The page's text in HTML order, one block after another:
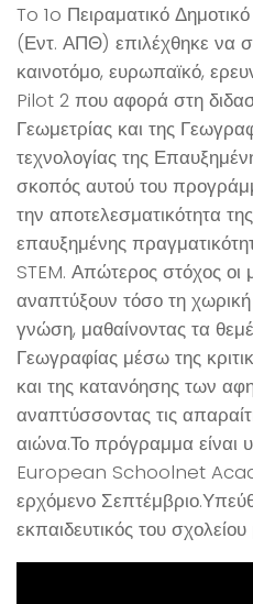
To 1o Πειραματικό
(Εντ. ΑΠΘ) επιλέχθηκε να
καινοτόμο, ευρωπαϊκό,
Pilot 2 που αφορά στη
Γεωμετρίας και της
τεχνολογίας της
σκοπός αυτού του
την αποτελεσματικότητα
επαυξημένης
STEM. Απώτερος στόχος οι
αναπτύξουν τόσο τη
γνώση, μαθαίνοντας τα
Γεωγραφίας μέσω της
και της κατανόησης των
αναπτύσσοντας τις
αιώνα.Το πρόγραμμα είναι
European Schoolnet
ερχόμενο
εκπαιδευτικός του